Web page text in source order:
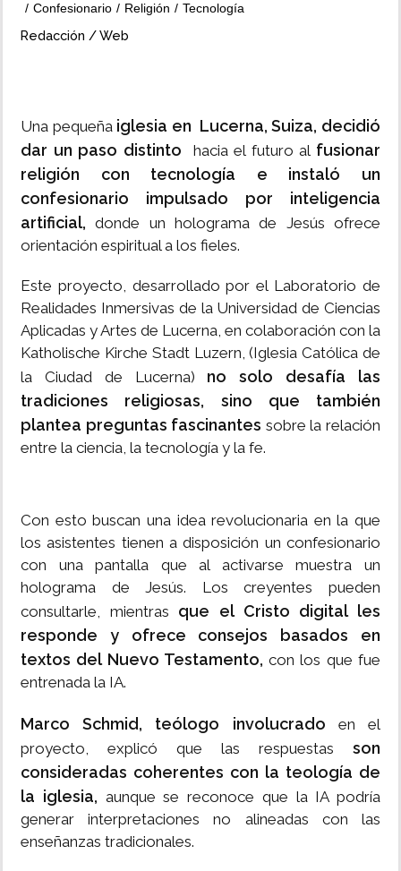
Confesionario
Religión Tecnología
Redacción / Web
Una pequeñaiglesia en Lucerna, Suiza, decidió
dar un paso distinto
hacia el futuro al fusionar
religión con tecnología e instaló un
confesionario impulsado por inteligencia
artificial,donde un holograma de Jesús ofrece
orientación espiritual a los fieles.
Este proyecto, desarrollado por el Laboratorio de
Realidades Inmersivas de la Universidad de Ciencias
Aplicadas y Artes de Lucerna, en colaboración con la
Katholische Kirche Stadt Luzern, (Iglesia Católica de
la Ciudad de Lucerna) no solo desafía las
tradiciones religiosas, sino que también
plantea preguntas fascinantes sobre la relación
entre la ciencia, la tecnología y la fe.
Con esto buscan una idea revolucionaria en la que
los asistentes tienen a disposición un confesionario
con una pantalla que al activarse muestra un
holograma de Jesús. Los creyentes pueden
consultarle, mientras que el Cristo digital les
responde y ofrece consejos basados en
textos del Nuevo Testamento,con los que fue
entrenada la IA.
Marco Schmid, teólogo involucrado en el
proyecto, explicó que las respuestas son
consideradas coherentes con la teología de
la iglesia, aunque se reconoce que la IA podría
generar interpretaciones no alineadas con las
enseñanzas tradicionales.